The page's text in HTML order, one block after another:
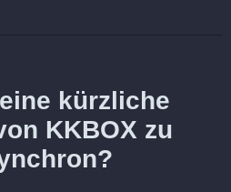
kürzliche
KKBOX zu